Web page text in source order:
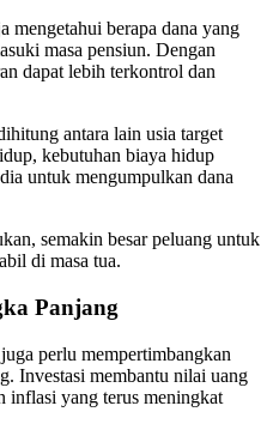
mengetahui berapa dana yang
masa pensiun. Dengan
dapat lebih terkontrol dan
antara lain usia target
kebutuhan biaya hidup
untuk mengumpulkan dana
semakin besar peluang untuk
di masa tua.
Panjang
perlu mempertimbangkan
Investasi membantu nilai uang
inflasi yang terus meningkat